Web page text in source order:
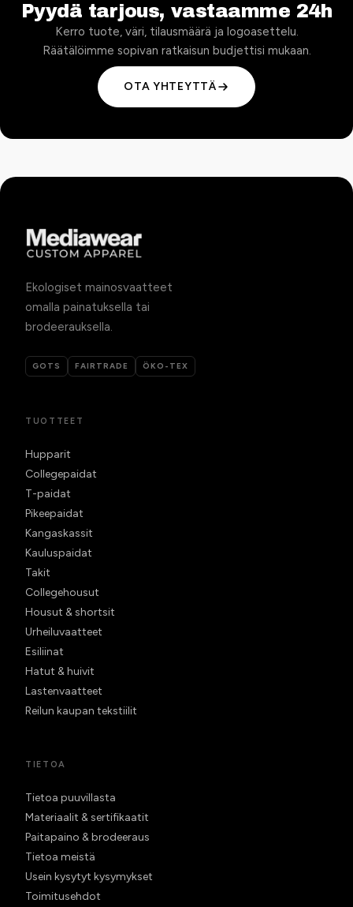
Pyydä tarjous, vastaamme 24h
Kerro tuote, väri, tilausmäärä ja logoasettelu.
Räätälöimme sopivan ratkaisun budjettisi mukaan.
OTA YHTEYTTÄ
Ekologiset mainosvaatteet
omalla painatuksella tai
brodeerauksella.
GOTS FAIRTRADE ÖKO-TEX
TUOTTEET
Hupparit
Collegepaidat
T-paidat
Pikeepaidat
Kangaskassit
Kauluspaidat
Takit
Collegehousut
Housut & shortsit
Urheiluvaatteet
Esiliinat
Hatut & huivit
Lastenvaatteet
Reilun kaupan tekstiilit
TIETOA
Tietoa puuvillasta
Materiaalit & sertifikaatit
Paitapaino & brodeeraus
Tietoa meistä
Usein kysytyt kysymykset
Toimitusehdot